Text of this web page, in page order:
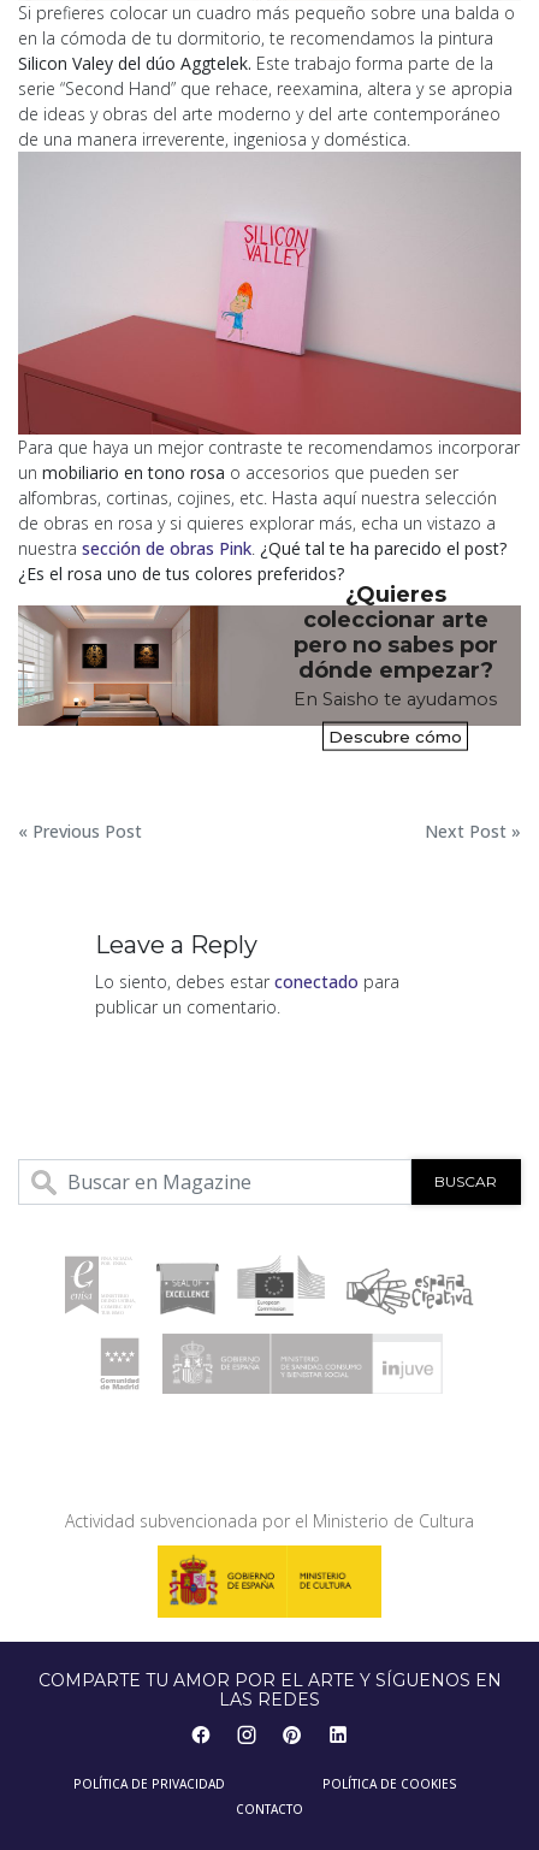
Si prefieres colocar un cuadro más pequeño sobre una balda o
en la cómoda de tu dormitorio, te recomendamos la pintura
Silicon Valey del dúo Aggtelek. Este trabajo forma parte de la
serie “Second Hand” que rehace, reexamina, altera y se apropia
de ideas y obras del arte moderno y del arte contemporáneo
de una manera irreverente, ingeniosa y doméstica.
Para que haya un mejor contraste te recomendamos incorporar
un mobiliario en tono rosa o accesorios que pueden ser
alfombras, cortinas, cojines, etc. Hasta aquí nuestra selección
de obras en rosa y si quieres explorar más, echa un vistazo a
nuestra sección de obras Pink. ¿Qué tal te ha parecido el post?
¿Es el rosa uno de tus colores preferidos?
¿Quieres
coleccionar arte
pero no sabes por
dónde empezar?
En Saisho te ayudamos
Descubre cómo
Navegación
entradas
« Previous Post Next Post »
Leave a Reply
Lo siento, debes estar conectado para
publicar un comentario.
BUSCAR
Actividad subvencionada por el Ministerio de Cultura
COMPARTE TU AMOR POR EL ARTE Y SÍGUENOS EN
LAS REDES
POLÍTICA DE PRIVACIDAD
POLÍTICA DE COOKIES
CONTACTO